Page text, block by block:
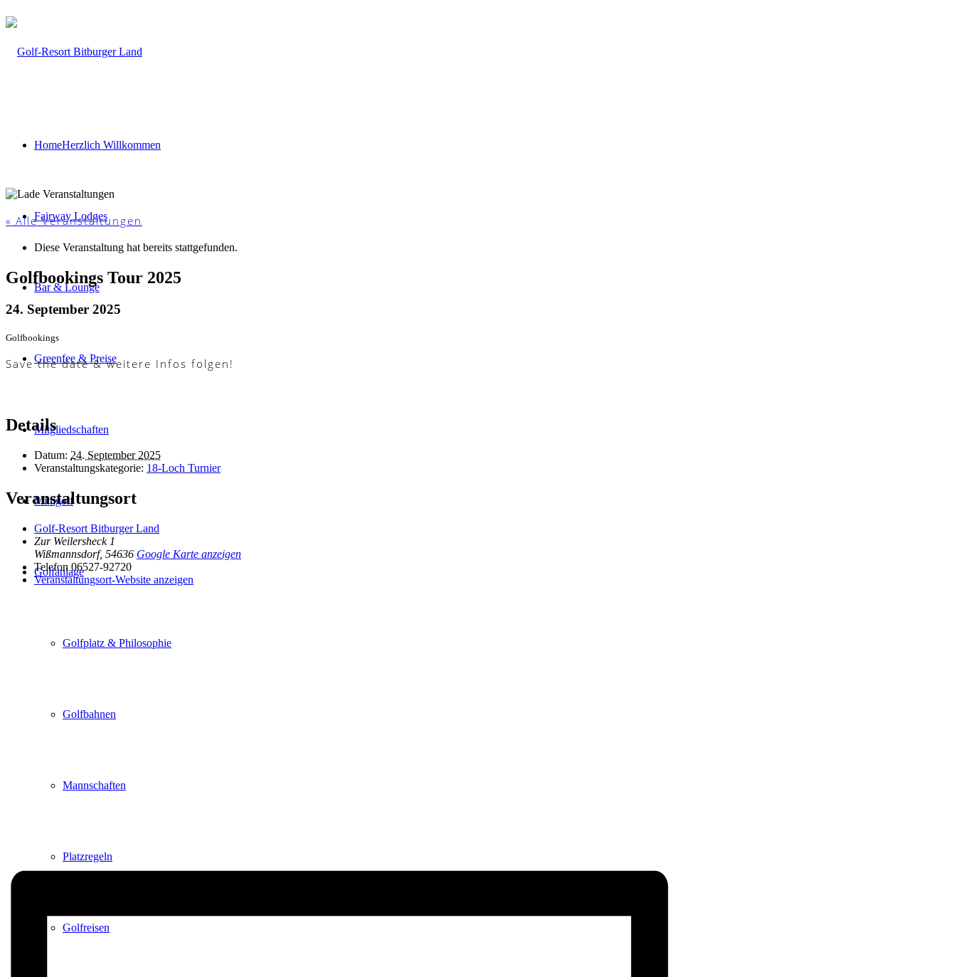
HomeHerzlich Willkommen
Fairway Lodges
Bar & Lounge
Greenfee & Preise
Mitgliedschaften
Minigolf
Golfanlage
Golfplatz & Philosophie
Golfbahnen
Mannschaften
Platzregeln
Golfreisen
« Alle Veranstaltungen
Diese Veranstaltung hat bereits stattgefunden.
Golfbookings Tour 2025
24. September 2025
Golfbookings
Save the date & weitere Infos folgen!
Details
Datum: 24. September 2025
Veranstaltungskategorie: 18-Loch Turnier
Veranstaltungsort
Golf-Resort Bitburger Land
Zur Weilersheck 1
Wißmannsdorf, 54636 Google Karte anzeigen
Telefon 06527-92720
Veranstaltungsort-Website anzeigen